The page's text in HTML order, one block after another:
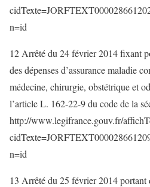
n=id
12 Arrêté du 24 février 2014 fixant
des dépenses d’assurance maladie
médecine, chirurgie, obstétrique et
l’article L. 162-22-9 du code de la
http://www.legifrance.gouv.fr/
n=id
13 Arrêté du 25 février 2014 portant